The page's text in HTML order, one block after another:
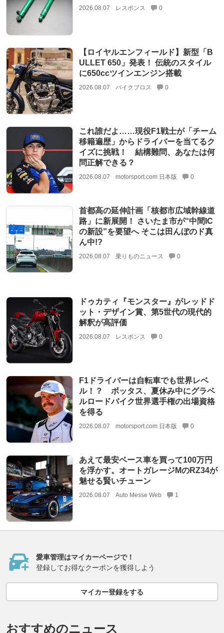
2026.08.07 レスポンス 0
【ロイヤルエンフィールド】新型「B
ULLET 650」発表！ 伝統のスタイル
に650ccツインエンジン搭載
2026.08.07 バイクブロス 0
これ誰だよ……現役F1戦士が「チーム
移籍遍歴」からドライバーを当てるク
イズに挑戦！ 結構難問、あなたは何
問正解できる？
2026.08.07 motorsport.com 日本版 0
首都高の延伸計画「核都市広域幹線道
路」に新展開！ さいたま市が“中間IC
の新設”を要望へ そこは田んぼのド真
ん中!?
2026.08.07 乗りものニュース 0
ドゥカティ『モンスター』がレッドド
ット・デザイン賞、第5世代の現代的
解釈が高評価
2026.08.07 レスポンス 0
F1ドライバーは自転車でも世界レベ
ル！？ ボッタス、夏休み中にグラベ
ルロードバイク世界選手権の出場資格
を得る
2026.08.07 motorsport.com 日本版 0
あえて最安ベース車を買って100万円
を浮かす。オートガレージMのRZ34が
魅せる賢いチューン
2026.08.07 Auto Messe Web 1
愛車管理はマイカーページで！
登録してお得なクーポンを獲得しよう
マイカー登録をする
おすすめのニュース